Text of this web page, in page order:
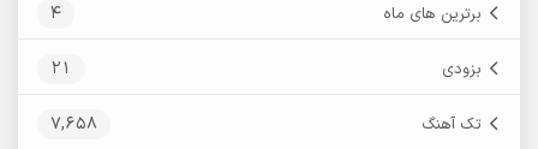
برترین های ماه 4
بزودی 21
تک آهنگ 7,658